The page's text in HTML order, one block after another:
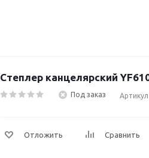
Степлер канцелярский
Под заказ
Отложить Сравнить